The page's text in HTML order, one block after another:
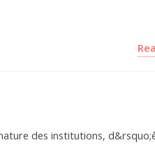
des institutions,